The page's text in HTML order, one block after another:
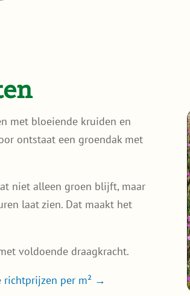
met bloeiende kruiden en
ontstaat een groendak met
niet alleen groen blijft, maar
laat zien. Dat maakt het
voldoende draagkracht.
richtprijzen per m² →